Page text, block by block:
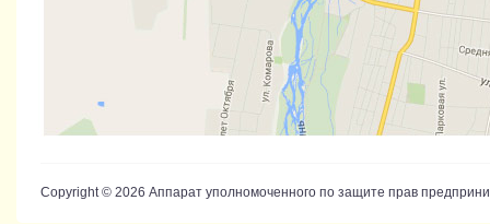
Copyright © 2026 Аппарат уполномоченного по защите прав